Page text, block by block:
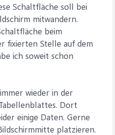
Schaltfläche soll bei
mitwandern.
beim
fixierten Stelle auf dem
ich soweit schon
wieder in der
Dort
einige Daten. Gerne
platzieren.